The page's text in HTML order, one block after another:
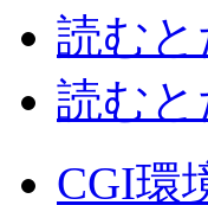
読む
読む
CGI環